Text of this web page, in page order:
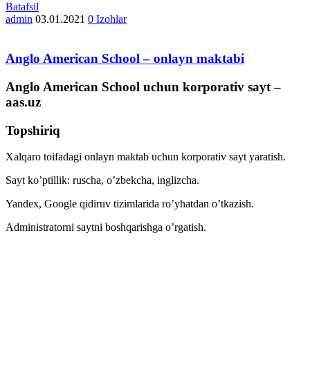
Batafsil
admin 03.01.2021 0 Izohlar
Anglo American School – onlayn maktabi
Anglo American School uchun korporativ sayt –
aas.uz
Topshiriq
Xalqaro toifadagi onlayn maktab uchun korporativ sayt yaratish.
Sayt ko’ptillik: ruscha, o’zbekcha, inglizcha.
Yandex, Google qidiruv tizimlarida ro’yhatdan o’tkazish.
Administratorni saytni boshqarishga o’rgatish.